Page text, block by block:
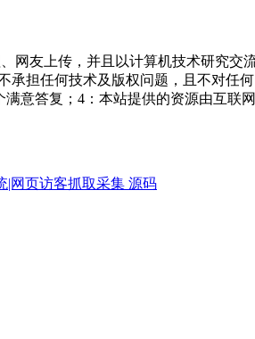
网友上传，并且以计算机技术研究
担任何技术及版权问题，且不对任
满意答复；4：本站提供的资源由互
|网页访客抓取采集 源码